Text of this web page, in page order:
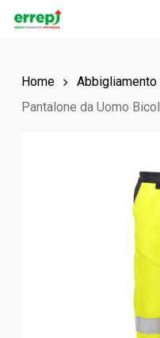
Skip
contentHome Abbigliamento
Pantalone da Uomo